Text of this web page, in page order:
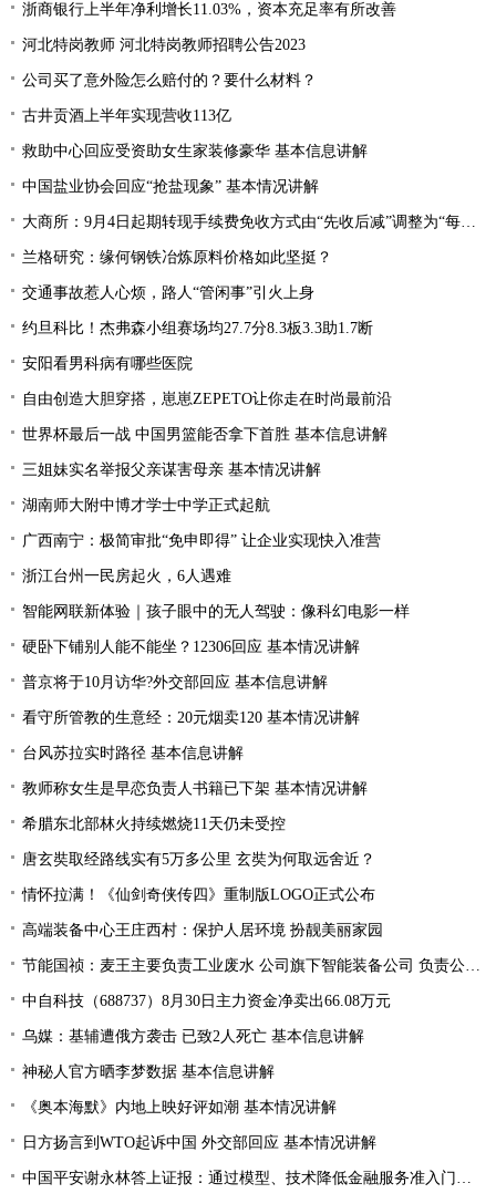
浙商银行上半年净利增长11.03%，资本充足率有所改善
河北特岗教师 河北特岗教师招聘公告2023
公司买了意外险怎么赔付的？要什么材料？
古井贡酒上半年实现营收113亿
救助中心回应受资助女生家装修豪华 基本信息讲解
中国盐业协会回应“抢盐现象” 基本情况讲解
大商所：9月4日起期转现手续费免收方式由“先收后减”调整为“每日直接减免”
兰格研究：缘何钢铁冶炼原料价格如此坚挺？
交通事故惹人心烦，路人“管闲事”引火上身
约旦科比！杰弗森小组赛场均27.7分8.3板3.3助1.7断
安阳看男科病有哪些医院
自由创造大胆穿搭，崽崽ZEPETO让你走在时尚最前沿
世界杯最后一战 中国男篮能否拿下首胜 基本信息讲解
三姐妹实名举报父亲谋害母亲 基本情况讲解
湖南师大附中博才学士中学正式起航
广西南宁：极简审批“免申即得” 让企业实现快入准营
浙江台州一民房起火，6人遇难
智能网联新体验｜孩子眼中的无人驾驶：像科幻电影一样
硬卧下铺别人能不能坐？12306回应 基本情况讲解
普京将于10月访华?外交部回应 基本信息讲解
看守所管教的生意经：20元烟卖120 基本情况讲解
台风苏拉实时路径 基本信息讲解
教师称女生是早恋负责人书籍已下架 基本情况讲解
希腊东北部林火持续燃烧11天仍未受控
唐玄奘取经路线实有5万多公里 玄奘为何取远舍近？
情怀拉满！《仙剑奇侠传四》重制版LOGO正式公布
高端装备中心王庄西村：保护人居环境 扮靓美丽家园
节能国祯：麦王主要负责工业废水 公司旗下智能装备公司 负责公司设备的生产和销售
中自科技（688737）8月30日主力资金净卖出66.08万元
乌媒：基辅遭俄方袭击 已致2人死亡 基本信息讲解
神秘人官方晒李梦数据 基本信息讲解
《奥本海默》内地上映好评如潮 基本情况讲解
日方扬言到WTO起诉中国 外交部回应 基本情况讲解
中国平安谢永林答上证报：通过模型、技术降低金融服务准入门槛 提升金融服务的普惠性和可得性